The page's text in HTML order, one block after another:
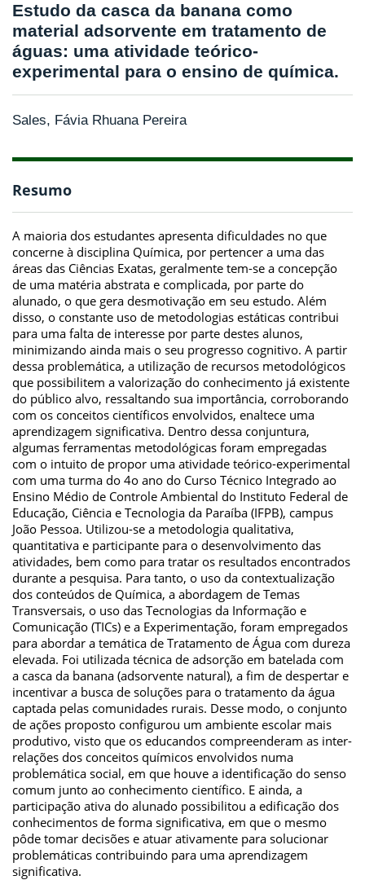
Estudo da casca da banana como
material adsorvente em tratamento de
águas: uma atividade teórico-
experimental para o ensino de química.
Sales, Fávia Rhuana Pereira
Resumo
A maioria dos estudantes apresenta dificuldades no que
concerne à disciplina Química, por pertencer a uma das
áreas das Ciências Exatas, geralmente tem-se a concepção
de uma matéria abstrata e complicada, por parte do
alunado, o que gera desmotivação em seu estudo. Além
disso, o constante uso de metodologias estáticas contribui
para uma falta de interesse por parte destes alunos,
minimizando ainda mais o seu progresso cognitivo. A partir
dessa problemática, a utilização de recursos metodológicos
que possibilitem a valorização do conhecimento já existente
do público alvo, ressaltando sua importância, corroborando
com os conceitos científicos envolvidos, enaltece uma
aprendizagem significativa. Dentro dessa conjuntura,
algumas ferramentas metodológicas foram empregadas
com o intuito de propor uma atividade teórico-experimental
com uma turma do 4o ano do Curso Técnico Integrado ao
Ensino Médio de Controle Ambiental do Instituto Federal de
Educação, Ciência e Tecnologia da Paraíba (IFPB), campus
João Pessoa. Utilizou-se a metodologia qualitativa,
quantitativa e participante para o desenvolvimento das
atividades, bem como para tratar os resultados encontrados
durante a pesquisa. Para tanto, o uso da contextualização
dos conteúdos de Química, a abordagem de Temas
Transversais, o uso das Tecnologias da Informação e
Comunicação (TICs) e a Experimentação, foram empregados
para abordar a temática de Tratamento de Água com dureza
elevada. Foi utilizada técnica de adsorção em batelada com
a casca da banana (adsorvente natural), a fim de despertar e
incentivar a busca de soluções para o tratamento da água
captada pelas comunidades rurais. Desse modo, o conjunto
de ações proposto configurou um ambiente escolar mais
produtivo, visto que os educandos compreenderam as inter-
relações dos conceitos químicos envolvidos numa
problemática social, em que houve a identificação do senso
comum junto ao conhecimento científico. E ainda, a
participação ativa do alunado possibilitou a edificação dos
conhecimentos de forma significativa, em que o mesmo
pôde tomar decisões e atuar ativamente para solucionar
problemáticas contribuindo para uma aprendizagem
significativa.